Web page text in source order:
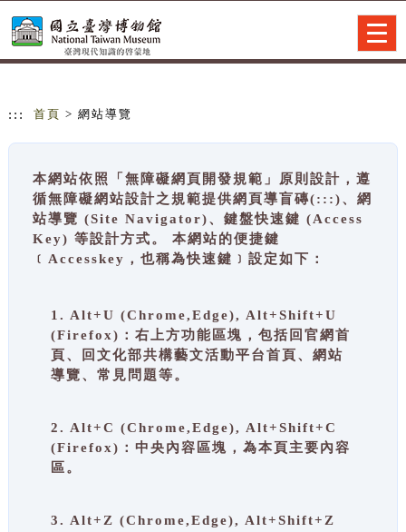
::: 首頁 > 網站導覽
本網站依照「無障礙網頁開發規範」原則設計，遵
循無障礙網站設計之規範提供網頁導盲磚(:::)、網
站導覽 (Site Navigator)、鍵盤快速鍵 (Access
Key) 等設計方式。 本網站的便捷鍵
﹝Accesskey，也稱為快速鍵﹞設定如下：
1. Alt+U (Chrome,Edge), Alt+Shift+U
(Firefox)：右上方功能區塊，包括回官網首
頁、回文化部共構藝文活動平台首頁、網站
導覽、常見問題等。
2. Alt+C (Chrome,Edge), Alt+Shift+C
(Firefox)：中央內容區塊，為本頁主要內容
區。
3. Alt+Z (Chrome,Edge), Alt+Shift+Z